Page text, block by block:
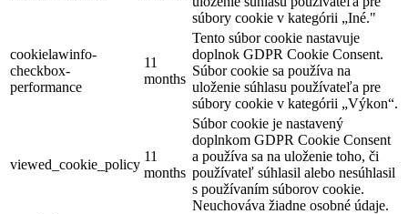
súbory cookie v kategórii „Iné."
cookielawinfo-
checkbox-
performance
11
months
Tento súbor cookie nastavuje
doplnok GDPR Cookie Consent.
Súbor cookie sa používa na
uloženie súhlasu používateľa pre
súbory cookie v kategórii „Výkon“.
viewed_cookie_policy
11
months
Súbor cookie je nastavený
doplnkom GDPR Cookie Consent
a používa sa na uloženie toho, či
používateľ súhlasil alebo nesúhlasil
s používaním súborov cookie.
Neuchováva žiadne osobné údaje.